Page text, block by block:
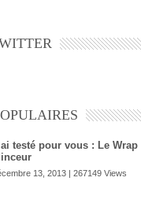
testé pour vous : Le Wrap
13, 2013 | 267149 Views